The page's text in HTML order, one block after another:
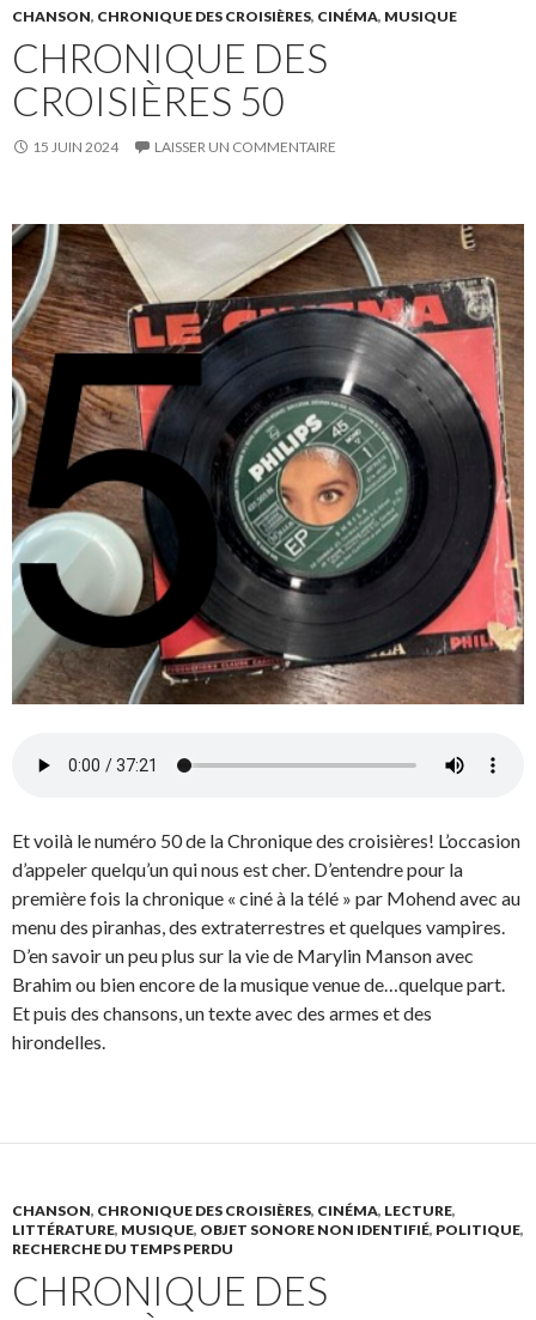
CHANSON, CHRONIQUE DES CROISIÈRES, CINÉMA, MUSIQUE
CHRONIQUE DES
CROISIÈRES 50
15 JUIN 2024 LAISSER UN COMMENTAIRE
Et voilà le numéro 50 de la Chronique des croisières! L’occasion
d’appeler quelqu’un qui nous est cher. D’entendre pour la
première fois la chronique « ciné à la télé » par Mohend avec au
menu des piranhas, des extraterrestres et quelques vampires.
D’en savoir un peu plus sur la vie de Marylin Manson avec
Brahim ou bien encore de la musique venue de…quelque part.
Et puis des chansons, un texte avec des armes et des
hirondelles.
CHANSON, CHRONIQUE DES CROISIÈRES, CINÉMA, LECTURE,
LITTÉRATURE, MUSIQUE, OBJET SONORE NON IDENTIFIÉ, POLITIQUE,
RECHERCHE DU TEMPS PERDU
CHRONIQUE DES